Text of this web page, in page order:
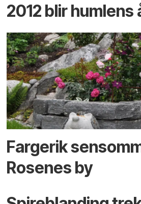
2012 blir humlens
Fargerik
Rosenes by